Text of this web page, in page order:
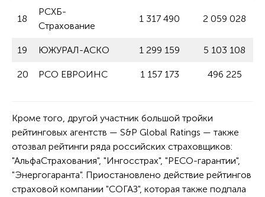
18
РСХБ-
Страхование
1 317 490 2 059 028
19 ЮЖУРАЛ-АСКО 1 299 159 5 103 108
20 РСО ЕВРОИНС 1 157 173 496 225
Кроме того, другой участник большой тройки
рейтинговых агентств — S&P Global Ratings — также
отозвал рейтинги ряда российских страховщиков:
"АльфаСтрахования", "Ингосстрах", "РЕСО-гарантии",
"Энергогаранта". Приостановлено действие рейтингов
страховой компании "СОГАЗ", которая также подпала